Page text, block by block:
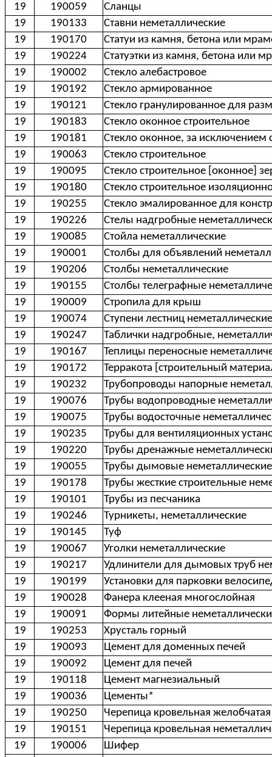
19
190059
Сланцы
19
190133
Ставни неметаллические
19
190170
Статуи из камня, бетона или
19
190224
Статуэтки из камня, бетона или
19
190002
Стекло алебастровое
19
190192
Стекло армированное
19
190121
Стекло гранулированное для
19
190183
Стекло оконное строительное
19
190181
Стекло оконное, за исключением
19
190063
Стекло строительное
19
190095
Стекло строительное [оконное]
19
190180
Стекло строительное
19
190255
Стекло эмалированное для
19
190226
Стелы надгробные
19
190085
Стойла неметаллические
19
190001
Столбы для объявлений
19
190206
Столбы неметаллические
19
190155
Столбы телеграфные
19
190009
Стропила для крыш
19
190074
Ступени лестниц неметаллические
19
190247
Таблички надгробные,
19
190167
Теплицы переносные
19
190172
Терракота [строительный
19
190232
Трубопроводы напорные
19
190076
Трубы водопроводные
19
190075
Трубы водосточные
19
190235
Трубы для вентиляционных
19
190220
Трубы дренажные
19
190055
Трубы дымовые неметаллические
19
190178
Трубы жесткие строительные
19
190101
Трубы из песчаника
19
190246
Турникеты, неметаллические
19
190145
Туф
19
190067
Уголки неметаллические
19
190217
Удлинители для дымовых труб
19
190199
Установки для парковки
19
190028
Фанера клееная многослойная
19
190091
Формы литейные
19
190253
Хрусталь горный
19
190093
Цемент для доменных печей
19
190092
Цемент для печей
19
190118
Цемент магнезиальный
19
190036
Цементы*
19
190250
Черепица кровельная
19
190151
Черепица кровельная
19
190006
Шифер